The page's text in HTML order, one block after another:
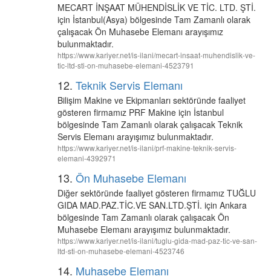
MECART İNŞAAT MÜHENDİSLİK VE TİC. LTD. ŞTİ.
için İstanbul(Asya) bölgesinde Tam Zamanlı olarak
çalışacak Ön Muhasebe Elemanı arayışımız
bulunmaktadır.
https://www.kariyer.net/is-ilani/mecart-insaat-muhendislik-ve-
tic-ltd-sti-on-muhasebe-elemani-4523791
12. Teknik Servis Elemanı
Bilişim Makine ve Ekipmanları sektöründe faaliyet
gösteren firmamız PRF Makine için İstanbul
bölgesinde Tam Zamanlı olarak çalışacak Teknik
Servis Elemanı arayışımız bulunmaktadır.
https://www.kariyer.net/is-ilani/prf-makine-teknik-servis-
elemani-4392971
13. Ön Muhasebe Elemanı
Diğer sektöründe faaliyet gösteren firmamız TUĞLU
GIDA MAD.PAZ.TİC.VE SAN.LTD.ŞTİ. için Ankara
bölgesinde Tam Zamanlı olarak çalışacak Ön
Muhasebe Elemanı arayışımız bulunmaktadır.
https://www.kariyer.net/is-ilani/tuglu-gida-mad-paz-tic-ve-san-
ltd-sti-on-muhasebe-elemani-4523746
14. Muhasebe Elemanı